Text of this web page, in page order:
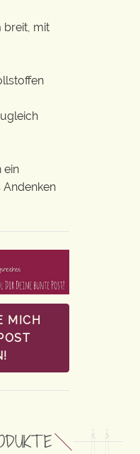
breit, mit
ein
Andenken
MICH